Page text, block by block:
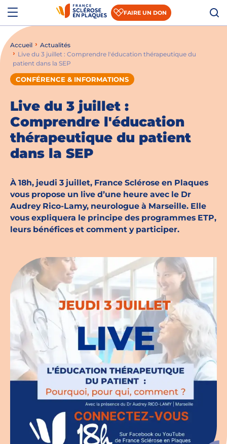
Aller au contenu
Aller à la recherche
FAIRE UN DON
Qui sommes-nous ?
S’informer sur la recherche
Nous rejoindre
Nous soutenir
Actualités
Espace presse
Mon compte
Accueil
Actualités
Live du 3 juillet : Comprendre l'éducation thérapeutique du
patient dans la SEP
CONFÉRENCE & INFORMATIONS
Live du 3 juillet :
Comprendre l'éducation
thérapeutique du patient
dans la SEP
À 18h, jeudi 3 juillet, France Sclérose en Plaques
vous propose un live d’une heure avec le Dr
Audrey Rico-Lamy, neurologue à Marseille. Elle
vous expliquera le principe des programmes ETP,
leurs bénéfices et comment y participer.